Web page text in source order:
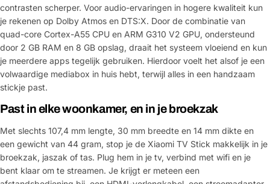
contrasten scherper. Voor audio-ervaringen in hogere kwaliteit kun
je rekenen op Dolby Atmos en DTS:X. Door de combinatie van
quad-core Cortex-A55 CPU en ARM G310 V2 GPU, ondersteund
door 2 GB RAM en 8 GB opslag, draait het systeem vloeiend en kun
je meerdere apps tegelijk gebruiken. Hierdoor voelt het alsof je een
volwaardige mediabox in huis hebt, terwijl alles in een handzaam
stickje past.
Past in elke woonkamer, en in je broekzak
Met slechts 107,4 mm lengte, 30 mm breedte en 14 mm dikte en
een gewicht van 44 gram, stop je de Xiaomi TV Stick makkelijk in je
broekzak, jaszak of tas. Plug hem in je tv, verbind met wifi en je
bent klaar om te streamen. Je krijgt er meteen een